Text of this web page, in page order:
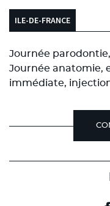
ILE-DE-FRANCE
Journée
Journée anatomie,
immédiate,